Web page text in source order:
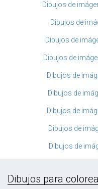
Dibujos de
Dibujos de
Dibujos de
Dibujos de
Dibujos de
Dibujos de
Dibujos de
Dibujos de
Dibujos de
Dibujos para